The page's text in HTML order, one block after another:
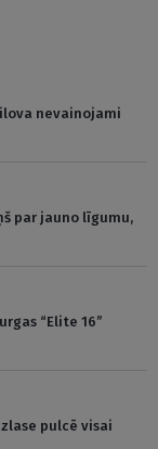
nevainojami
par jauno līgumu,
“Elite 16”
pulcē visai